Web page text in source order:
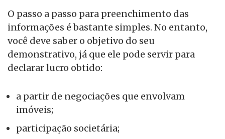
O passo a passo para preenchimento das
informações é bastante simples. No entanto,
você deve saber o objetivo do seu
demonstrativo, já que ele pode servir para
declarar lucro obtido:
a partir de negociações que envolvam
imóveis;
participação societária;